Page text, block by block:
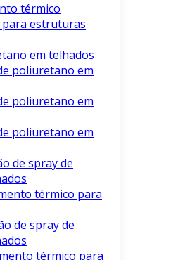
térmico
estruturas
em telhados
poliuretano em
poliuretano em
poliuretano em
de spray de
térmico para
de spray de
térmico para